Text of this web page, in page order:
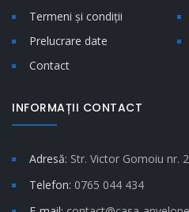
Termeni și condiții
Prelucrare date
Contact
INFORMAȚII CONTACT
Adresă: Str. Victor Gomoiu nr.
Telefon: 0765 044 434